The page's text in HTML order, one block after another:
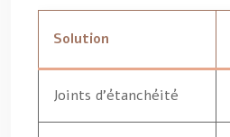
Solution
Joints d’étanchéité